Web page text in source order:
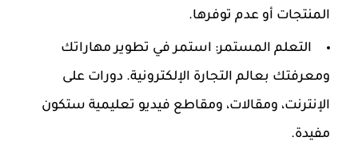
المنتجات أو عدم توفرها.
التعلم المستمر: استمر في تطوير مهاراتك
ومعرفتك بعالم التجارة الإلكترونية. دورات على
الإنترنت، ومقالات، ومقاطع فيديو تعليمية ستكون
مفيدة.